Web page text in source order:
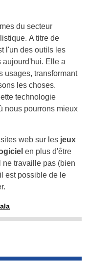
du secteur
A titre de
l'un des outils les
aujourd'hui. Elle a
usages, transformant
les choses.
technologie
nous pourrons mieux
web sur les jeux
en plus d'être
travaille pas (bien
est possible de le